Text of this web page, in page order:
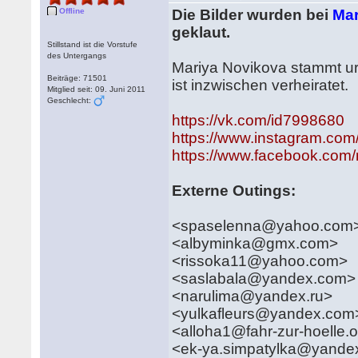
Offline
Stillstand ist die Vorstufe
des Untergangs
Beiträge: 71501
Mitglied seit: 09. Juni 2011
Geschlecht:
Die Bilder wurden bei
geklaut.
Mariya Novikova stammt
ist inzwischen verheiratet.
https://vk.com/id7998680
https://
https://
Externe Outings:
<albyminka@gmx.com>
<rissoka11@yahoo.com>
<narulima@yandex.ru>
<alloha1@fahr-zur-
<ek-